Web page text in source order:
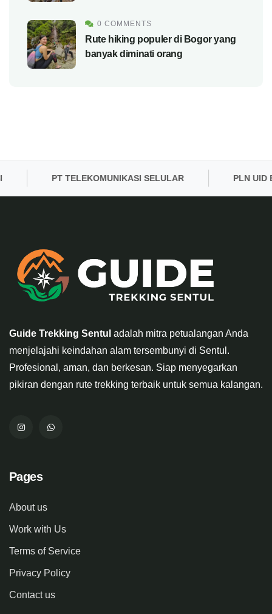
0 COMMENTS
Rute hiking populer di Bogor yang
banyak diminati orang
PT TELEKOMUNIKASI SELULAR PLN UID
Guide Trekking Sentul adalah mitra petualangan Anda
menjelajahi keindahan alam tersembunyi di Sentul.
Profesional, aman, dan berkesan. Siap menyegarkan
pikiran dengan rute trekking terbaik untuk semua kalangan.
Pages
About us
Work with Us
Terms of Service
Privacy Policy
Contact us